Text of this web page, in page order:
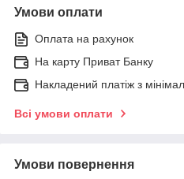
Умови оплати
Оплата на рахунок
На карту Приват Банку
Накладений платіж з
Всі умови оплати
Умови повернення